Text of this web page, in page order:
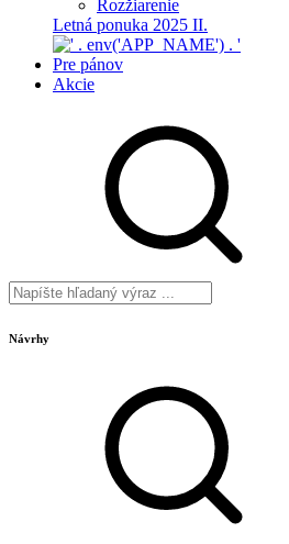
Rozžiarenie
Letná ponuka 2025 II.
Pre pánov
Akcie
Návrhy